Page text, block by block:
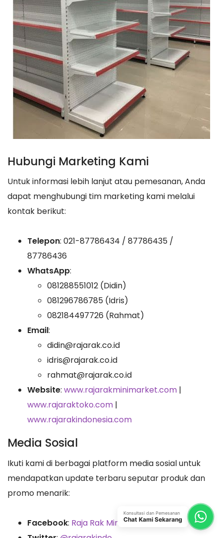
Hubungi Marketing Kami
Untuk informasi lebih lanjut atau pemesanan, Anda
dapat menghubungi tim marketing kami melalui
kontak berikut:
Telepon: 021-87786434 / 87786435 /
87786436
WhatsApp:
081288551012 (Didin)
081296786785 (Idris)
082184497726 (Rahmat)
Email:
didin@rajarak.co.id
idris@rajarak.co.id
rahmat@rajarak.co.id
Website: www.rajarakminimarket.com |
www.rajaraktoko.com |
www.rajarakindonesia.com
Media Sosial
Ikuti kami di berbagai platform media sosial untuk
mendapatkan update terbaru seputar produk dan
promo menarik:
Facebook: Raja Rak Minimarket
Konsultasi dan Pemesanan
Chat Kami Sekarang